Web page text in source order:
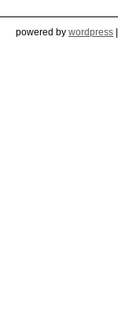
powered by wordpress